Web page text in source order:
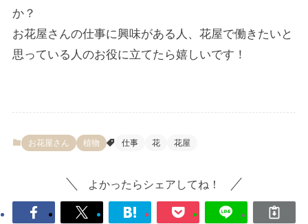
か？
お花屋さんの仕事に興味がある人、花屋で働きたいと
思っている人のお役に立てたら嬉しいです！
お花屋さん 植物 仕事 花 花屋
よかったらシェアしてね！